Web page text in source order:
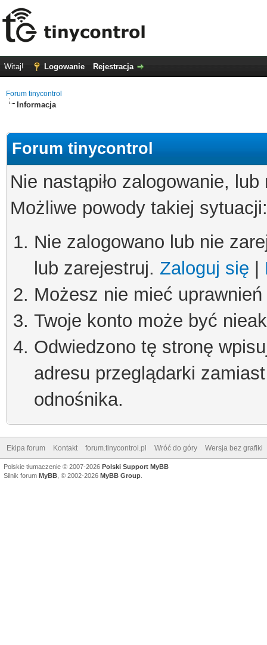
Witaj! Logowanie Rejestracja
Forum tinycontrol
Informacja
Forum tinycontrol
Nie nastąpiło zalogowanie,
Możliwe powody takiej sytuacji:
Nie zalogowano lub nie
lub zarejestruj. Zaloguj się
Możesz nie mieć
Twoje konto może być
Odwiedzono tę stronę
adresu przeglądarki
odnośnika.
Ekipa forum Kontakt forum.tinycontrol.pl Wróć do góry Wersja bez grafiki
Polskie tłumaczenie © 2007-2026 Polski Support MyBB
Silnik forum MyBB , © 2002-2026 MyBB Group